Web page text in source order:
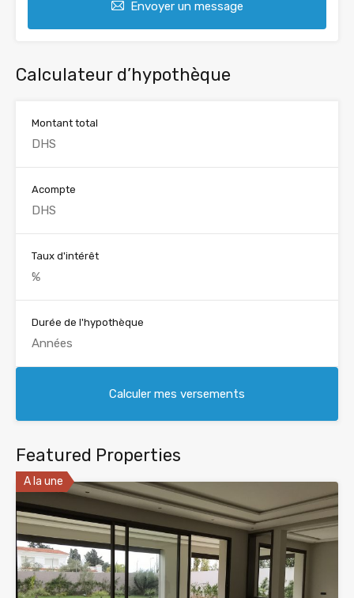
Envoyer un message
Calculateur d’hypothèque
Montant total
Acompte
Taux d'intérêt
Durée de l'hypothèque
Featured Properties
A la une